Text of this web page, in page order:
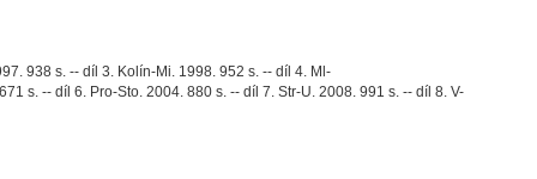
938 s. -- díl 3. Kolín-Mi. 1998. 952 s. -- díl 4. Ml-
s. -- díl 6. Pro-Sto. 2004. 880 s. -- díl 7. Str-U. 2008. 991 s. -- díl 8. V-